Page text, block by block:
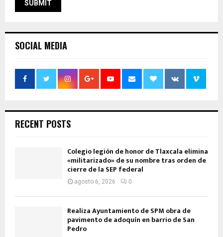
SOCIAL MEDIA
RECENT POSTS
Colegio legión de honor de Tlaxcala elimina
«militarizado» de su nombre tras orden de
cierre de la SEP federal
agosto 6, 2026 0
Realiza Ayuntamiento de SPM obra de
pavimento de adoquín en barrio de San
Pedro